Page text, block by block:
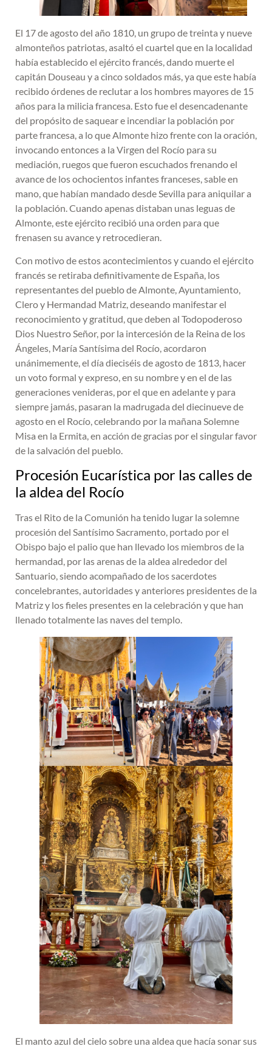
El 17 de agosto del año 1810, un grupo de treinta y nueve
almonteños patriotas, asaltó el cuartel que en la localidad
había establecido el ejército francés, dando muerte el
capitán Douseau y a cinco soldados más, ya que este había
recibido órdenes de reclutar a los hombres mayores de 15
años para la milicia francesa. Esto fue el desencadenante
del propósito de saquear e incendiar la población por
parte francesa, a lo que Almonte hizo frente con la oración,
invocando entonces a la Virgen del Rocío para su
mediación, ruegos que fueron escuchados frenando el
avance de los ochocientos infantes franceses, sable en
mano, que habían mandado desde Sevilla para aniquilar a
la población. Cuando apenas distaban unas leguas de
Almonte, este ejército recibió una orden para que
frenasen su avance y retrocedieran.
Con motivo de estos acontecimientos y cuando el ejército
francés se retiraba definitivamente de España, los
representantes del pueblo de Almonte, Ayuntamiento,
Clero y Hermandad Matriz, deseando manifestar el
reconocimiento y gratitud, que deben al Todopoderoso
Dios Nuestro Señor, por la intercesión de la Reina de los
Ángeles, María Santísima del Rocío, acordaron
unánimemente, el día dieciséis de agosto de 1813, hacer
un voto formal y expreso, en su nombre y en el de las
generaciones venideras, por el que en adelante y para
siempre jamás, pasaran la madrugada del diecinueve de
agosto en el Rocío, celebrando por la mañana Solemne
Misa en la Ermita, en acción de gracias por el singular favor
de la salvación del pueblo.
Procesión Eucarística por las calles de
la aldea del Rocío
Tras el Rito de la Comunión ha tenido lugar la solemne
procesión del Santísimo Sacramento, portado por el
Obispo bajo el palio que han llevado los miembros de la
hermandad, por las arenas de la aldea alrededor del
Santuario, siendo acompañado de los sacerdotes
concelebrantes, autoridades y anteriores presidentes de la
Matriz y los fieles presentes en la celebración y que han
llenado totalmente las naves del templo.
El manto azul del cielo sobre una aldea que hacía sonar sus